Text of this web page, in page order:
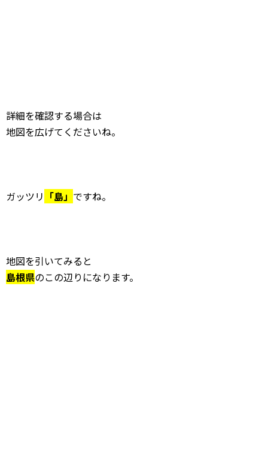
詳細を確認する場合は
地図を広げてくださいね。
ガッツリ 「島」 ですね。
地図を引いてみると
島根県のこの辺りになります。